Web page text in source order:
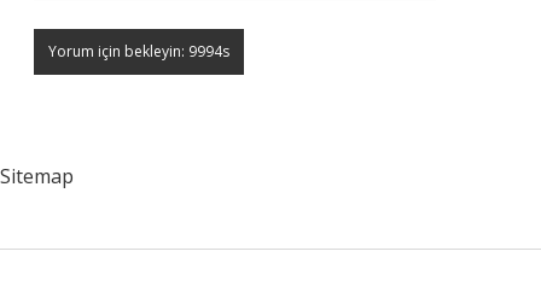
Sitemap